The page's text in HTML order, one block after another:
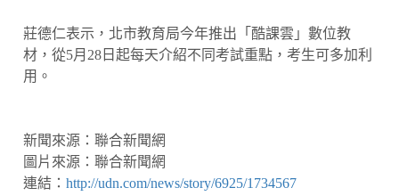
莊德仁表示，北市教育局今年推出「酷課雲」數位教
材，從5月28日起每天介紹不同考試重點，考生可多加利
用。
新聞來源：聯合新聞網
圖片來源：聯合新聞網
連結： http://udn.com/news/story/6925/1734567